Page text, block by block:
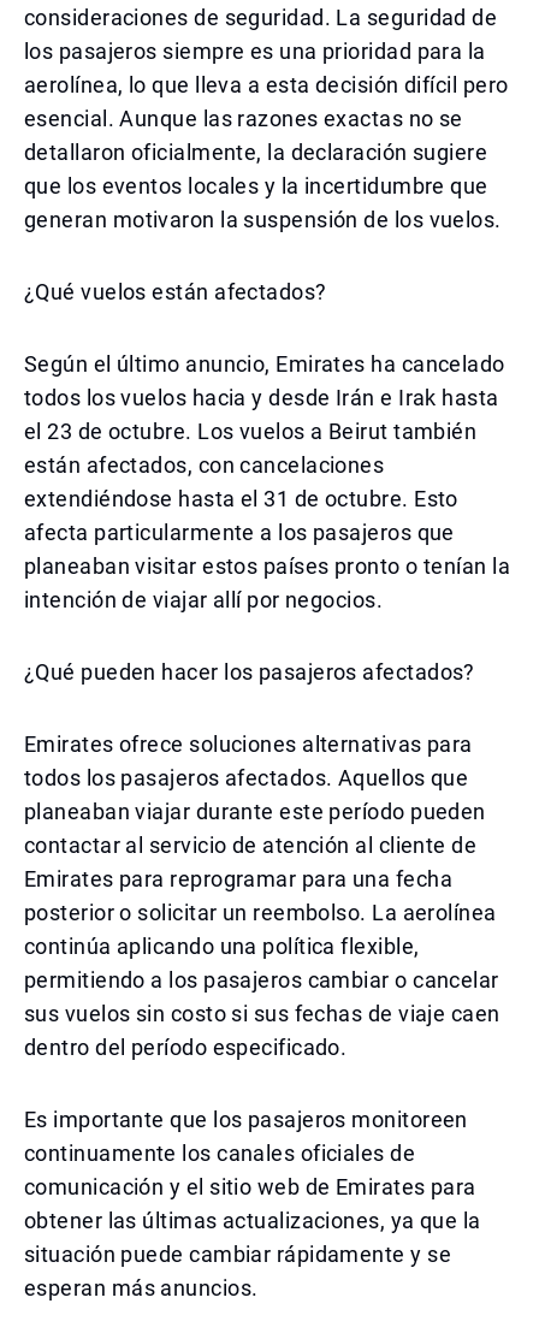
consideraciones de seguridad. La seguridad de
los pasajeros siempre es una prioridad para la
aerolínea, lo que lleva a esta decisión difícil pero
esencial. Aunque las razones exactas no se
detallaron oficialmente, la declaración sugiere
que los eventos locales y la incertidumbre que
generan motivaron la suspensión de los vuelos.
¿Qué vuelos están afectados?
Según el último anuncio, Emirates ha cancelado
todos los vuelos hacia y desde Irán e Irak hasta
el 23 de octubre. Los vuelos a Beirut también
están afectados, con cancelaciones
extendiéndose hasta el 31 de octubre. Esto
afecta particularmente a los pasajeros que
planeaban visitar estos países pronto o tenían la
intención de viajar allí por negocios.
¿Qué pueden hacer los pasajeros afectados?
Emirates ofrece soluciones alternativas para
todos los pasajeros afectados. Aquellos que
planeaban viajar durante este período pueden
contactar al servicio de atención al cliente de
Emirates para reprogramar para una fecha
posterior o solicitar un reembolso. La aerolínea
continúa aplicando una política flexible,
permitiendo a los pasajeros cambiar o cancelar
sus vuelos sin costo si sus fechas de viaje caen
dentro del período especificado.
Es importante que los pasajeros monitoreen
continuamente los canales oficiales de
comunicación y el sitio web de Emirates para
obtener las últimas actualizaciones, ya que la
situación puede cambiar rápidamente y se
esperan más anuncios.